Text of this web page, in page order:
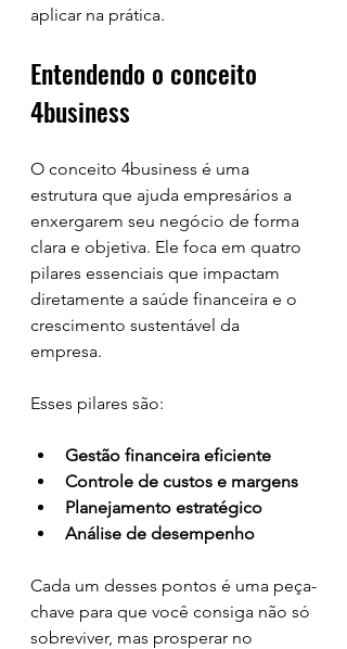
aplicar na prática.
Entendendo o conceito
4business
O conceito 4business é uma
estrutura que ajuda empresários a
enxergarem seu negócio de forma
clara e objetiva. Ele foca em quatro
pilares essenciais que impactam
diretamente a saúde financeira e o
crescimento sustentável da
empresa.
Esses pilares são:
Gestão financeira eficiente
Controle de custos e margens
Planejamento estratégico
Análise de desempenho
Cada um desses pontos é uma peça-
chave para que você consiga não só
sobreviver, mas prosperar no